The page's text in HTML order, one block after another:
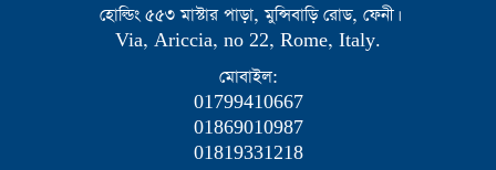
হোল্ডিং ৫৫৩ মাস্টার পাড়া, মুন্সিবাড়ি রোড, ফেনী।
Via, Ariccia, no 22, Rome, Italy.
মোবাইল:
01799410667
01869010987
01819331218